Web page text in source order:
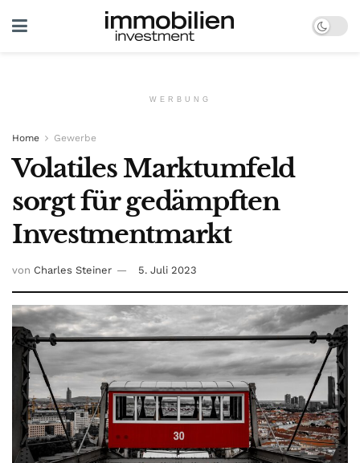
WERBUNG
Home Gewerbe
Volatiles Marktumfeld
sorgt für gedämpften
Investmentmarkt
von Charles Steiner 5. Juli 2023